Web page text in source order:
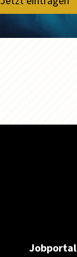
Jobportal